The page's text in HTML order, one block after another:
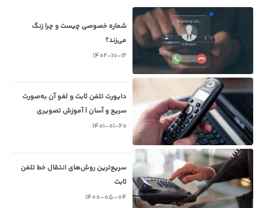
شماره خصوصی چیست و چرا زنگ
می‌زند؟
1402-10-12
دایورت تلفن ثابت و لغو آن به‌صورت
سریع و آسان | آموزش تصویری
1401-01-20
سریع‌ترین روش‌های انتقال خط تلفن
ثابت
1400-05-04